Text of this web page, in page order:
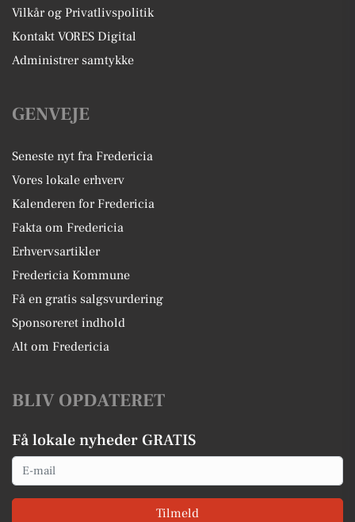
Vilkår og Privatlivspolitik
Kontakt VORES Digital
Administrer samtykke
GENVEJE
Seneste nyt fra Fredericia
Vores lokale erhverv
Kalenderen for Fredericia
Fakta om Fredericia
Erhvervsartikler
Fredericia Kommune
Få en gratis salgsvurdering
Sponsoreret indhold
Alt om Fredericia
BLIV OPDATERET
Få lokale nyheder GRATIS
Email
Tilmeld